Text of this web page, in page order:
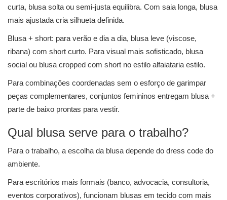
curta, blusa solta ou semi-justa equilibra. Com saia longa, blusa
mais ajustada cria silhueta definida.
Blusa + short: para verão e dia a dia, blusa leve (viscose,
ribana) com short curto. Para visual mais sofisticado, blusa
social ou blusa cropped com short no estilo alfaiataria estilo.
Para combinações coordenadas sem o esforço de garimpar
peças complementares, conjuntos femininos entregam blusa +
parte de baixo prontas para vestir.
Qual blusa serve para o trabalho?
Para o trabalho, a escolha da blusa depende do dress code do
ambiente.
Para escritórios mais formais (banco, advocacia, consultoria,
eventos corporativos), funcionam blusas em tecido com mais